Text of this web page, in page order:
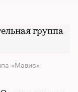
«Мавис»